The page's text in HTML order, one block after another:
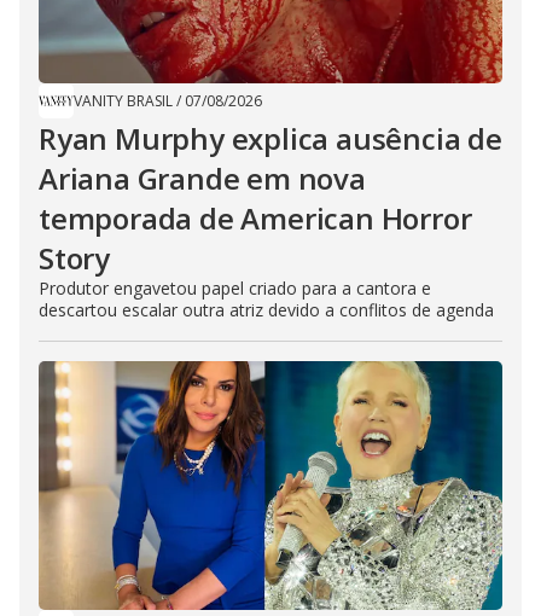
VANITY BRASIL/ 07/08/2026
Ryan Murphy explica ausência de
Ariana Grande em nova
temporada de American Horror
Story
Produtor engavetou papel criado para a cantora e
descartou escalar outra atriz devido a conflitos de agenda